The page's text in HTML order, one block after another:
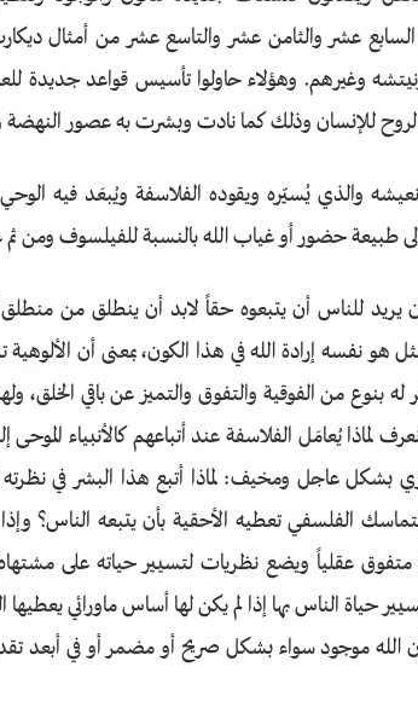
عشر والثامن عشر والتاسع عشر من أمثال
وغيرهم. وهؤلاء حاولوا تأسيس قواعد جديدة
للإنسان وذلك كما نادت وبشرت به عصور النهضة
والذي يُسيّره ويقوده الفلاسفة ويُبعَد فيه
طبيعة حضور أو غياب الله بالنسبة للفيلسوف ومن
للناس أن يتبعوه حقاً لابد أن ينطلق من
هو نفسه إرادة الله في هذا الكون، بمعنى أن
له بنوع من الفوقية والتفوق والتميز عن باقي
لماذا يُعامَل الفلاسفة عند أتباعهم كالأنبياء
بشكل عاجل ومخيف: لماذا أتبع هذا البشر في
الفلسفي تعطيه الأحقية بأن يتبعه الناس؟
عقلياً ويضع نظريات لتسيير حياته على
حياة الناس بها إذا لم يكن لها أساس ماورائي
الله موجود سواء بشكل صريح أو مضمر أو في أبعد